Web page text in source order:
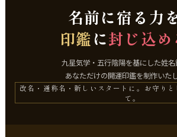
名前に宿る力を
印鑑に封じ込め
九星気学・五行陰陽を基にした姓名
あなただけの開運印鑑を制作いたし
改名・通称名・新しいスタートに。お守り
て。